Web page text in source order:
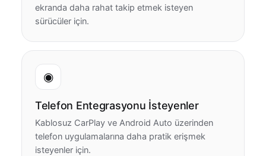
ekranda daha rahat takip etmek isteyen
sürücüler için.
◉
Telefon Entegrasyonu İsteyenler
Kablosuz CarPlay ve Android Auto üzerinden
telefon uygulamalarına daha pratik erişmek
isteyenler için.